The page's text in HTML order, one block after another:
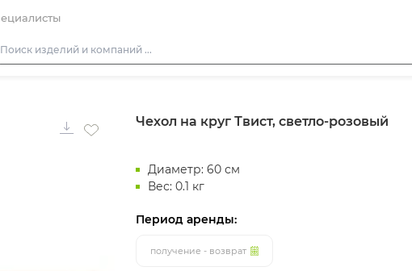
Чехол на круг Твист, светло-розовый
Диаметр: 60 см
Вес: 0.1 кг
Период аренды:
получение - возврат